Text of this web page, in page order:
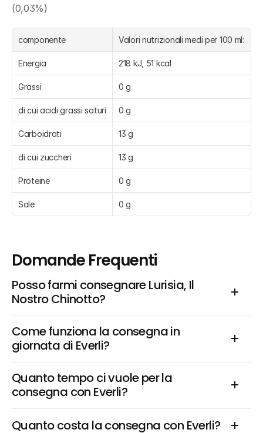
(0,03%)
componente Valori nutrizionali medi per 100 ml:
Energia 218 kJ, 51 kcal
Grassi 0 g
di cui acidi grassi saturi 0 g
Carboidrati 13 g
di cui zuccheri 13 g
Proteine 0 g
Sale 0 g
Domande Frequenti
Posso farmi consegnare Lurisia, Il
Nostro Chinotto?
Come funziona la consegna in
giornata di Everli?
Quanto tempo ci vuole per la
consegna con Everli?
Quanto costa la consegna con Everli?